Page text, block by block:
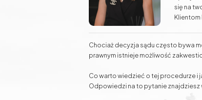
Doradztwo inwestycyjne Gdańsk - grunty, działki,
Pomoc prawna
Sprawy
się na
w
Chociaż decyzja sądu często bywa
prawnym istnieje możliwość
Co warto wiedzieć o tej procedurze i
Odpowiedzi na to pytanie znajdziesz